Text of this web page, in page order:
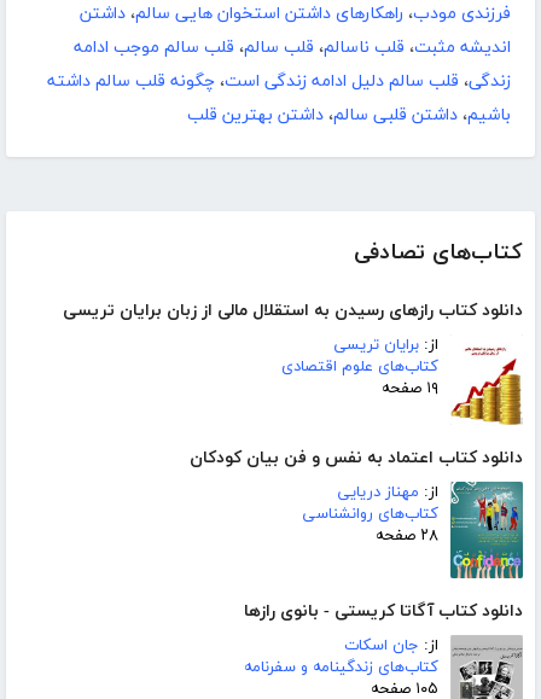
کتاب‌های تصادفی
دانلود کتاب رازهای رسیدن به استقلال مالی از زبان برایان تریسی
از: برایان تریسی
کتاب‌های علوم اقتصادی
۱۹ صفحه
دانلود کتاب اعتماد به نفس و فن بیان کودکان
از: مهناز دریایی
کتاب‌های روانشناسی
۲۸ صفحه
دانلود کتاب آگاتا کریستی - بانوی رازها
از: جان اسکات
کتاب‌های زندگینامه و سفرنامه
۱۰۵ صفحه
فرزندی مودب، راهکارهای داشتن استخوان هایی سالم، داشتن
اندیشه مثبت، قلب ناسالم، قلب سالم، قلب سالم موجب ادامه
زندگی، قلب سالم دلیل ادامه زندگی است، چگونه قلب سالم داشته
باشیم، داشتن قلبی سالم، داشتن بهترین قلب